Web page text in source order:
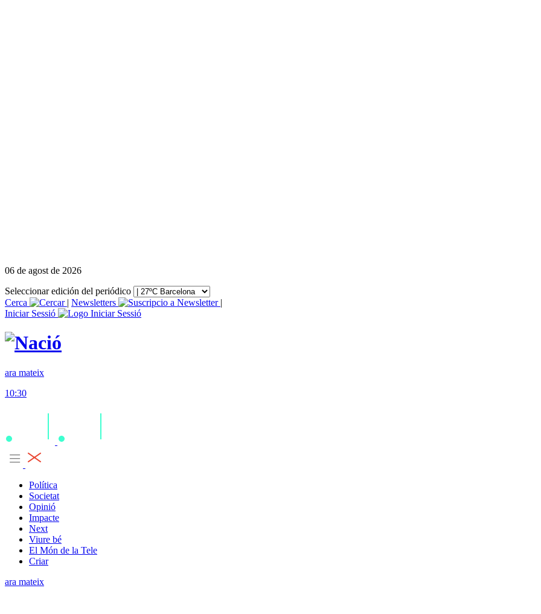
06 de agost de 2026
Seleccionar edición del periódico
Cerca
| Newsletters
|
Iniciar Sessió
ara mateix
10:30
Política
Societat
Opinió
Impacte
Next
Viure bé
El Món de la Tele
Criar
ara mateix